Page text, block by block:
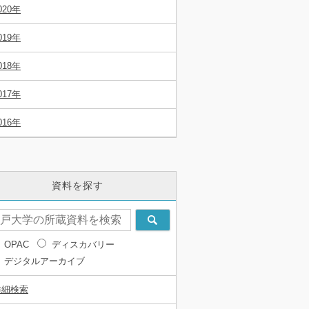
年
年
年
年
年
資料を探す
OPAC
ディスカバリー
デジタルアーカイブ
検索